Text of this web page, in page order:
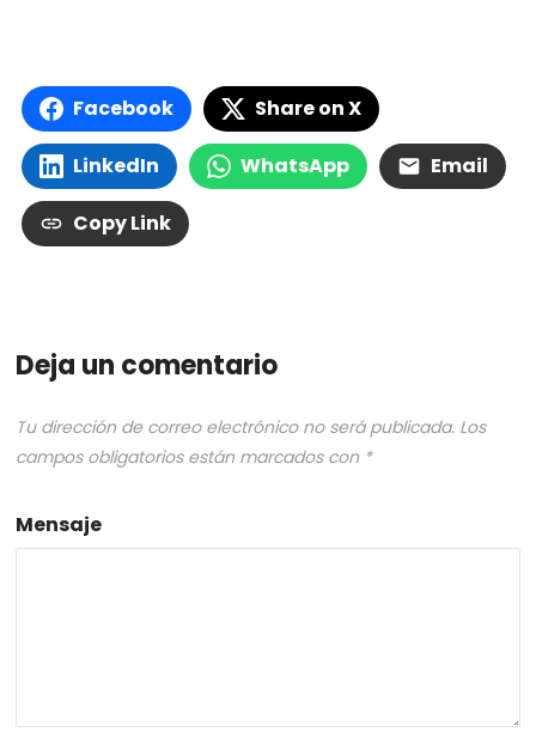
Facebook Share on X
LinkedIn WhatsApp Email
Copy Link
Deja un comentario
Tu dirección de correo electrónico no será publicada. Los
campos obligatorios están marcados con *
Mensaje